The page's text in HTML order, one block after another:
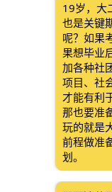
19岁，大
也是关键
呢？如果
果想毕业
加各种社
项目、社
才能有利
那也要准
玩的就是
前程做准
划。